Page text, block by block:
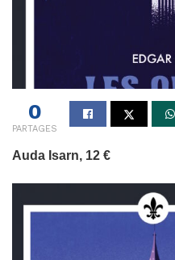
0
PARTAGES
Auda Isarn, 12 €